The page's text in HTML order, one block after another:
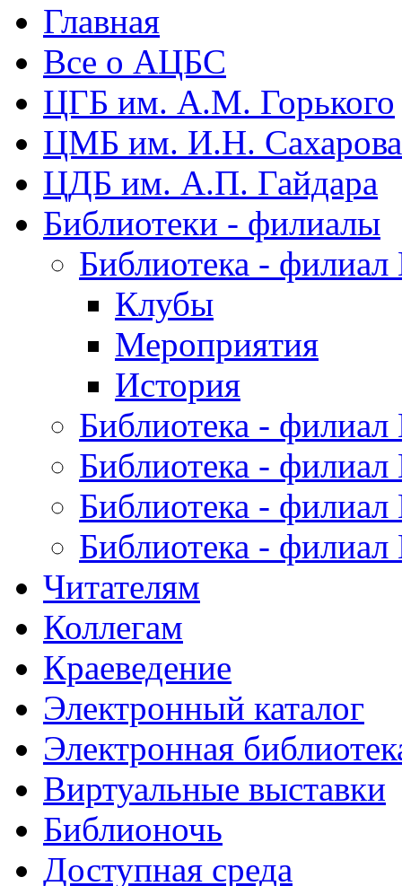
Главная
Все о АЦБС
ЦГБ им. А.М. Горького
ЦМБ им. И.Н. Сахарова
ЦДБ им. А.П. Гайдара
Библиотеки - филиалы
Библиотека -
Клубы
Мероприятия
История
Библиотека -
Библиотека -
Библиотека -
Библиотека -
Читателям
Коллегам
Краеведение
Электронный каталог
Электронная
Виртуальные выставки
Библионочь
Доступная среда